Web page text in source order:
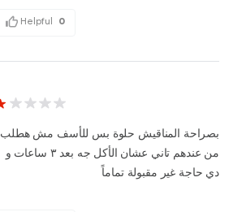
Helpful 0
بصراحة المناقيش حلوة بس للأسف مش هطلب
من عندهم تاني عشان الأكل جه بعد ٣ ساعات و
دي حاجة غير مقبولة تماماً